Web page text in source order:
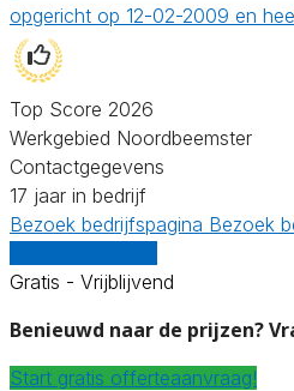
opgericht op 12-02-2009 en
Top Score 2026
Werkgebied Noordbeemster
Contactgegevens
17 jaar in bedrijf
Bezoek bedrijfspagina Bezoek
Gratis - Vrijblijvend
Benieuwd naar de prijzen?
Start gratis offerteaanvraag!